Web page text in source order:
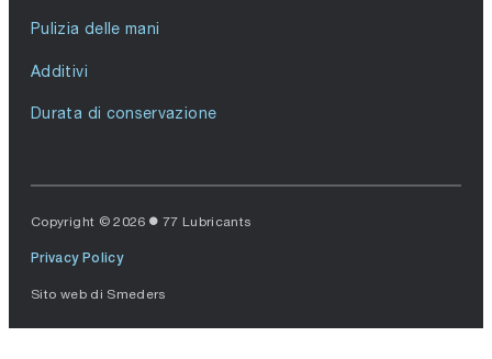
Pulizia delle mani
Additivi
Durata di conservazione
Copyright © 2026 77 Lubricants
Privacy Policy
Sito web di Smeders